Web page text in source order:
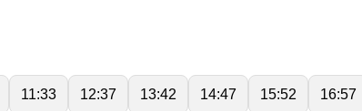
11:33 12:37 13:42 14:47 15:52 16:57